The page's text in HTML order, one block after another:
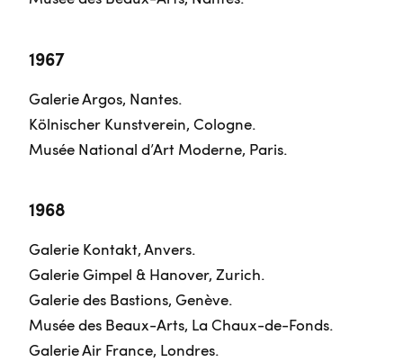
1967
Galerie Argos, Nantes.
Kölnischer Kunstverein, Cologne.
Musée National d’Art Moderne, Paris.
1968
Galerie Kontakt, Anvers.
Galerie Gimpel & Hanover, Zurich.
Galerie des Bastions, Genève.
Musée des Beaux-Arts, La Chaux-de-Fonds.
Galerie Air France, Londres.